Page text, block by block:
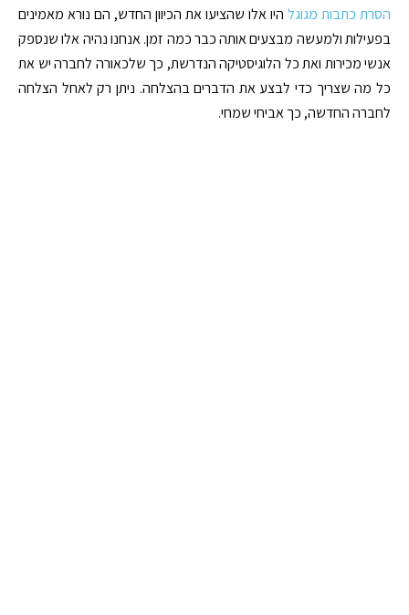
הסרת כתבות מגוגל היו אלו שהציעו את הכיוון החדש, הם נורא מאמינים
בפעילות ולמעשה מבצעים אותה כבר כמה זמן. אנחנו נהיה אלו שנספק
אנשי מכירות ואת כל הלוגיסטיקה הנדרשת, כך שלכאורה לחברה יש את
כל מה שצריך כדי לבצע את הדברים בהצלחה. ניתן רק לאחל הצלחה
לחברה החדשה, כך אביחי שמחי.